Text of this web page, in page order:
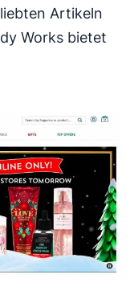
Artikeln
Works bietet